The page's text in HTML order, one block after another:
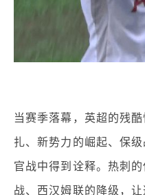
当赛季落幕，英超的残
扎、新势力的崛起、保
官战中得到诠释。热刺
战、西汉姆联的降级，